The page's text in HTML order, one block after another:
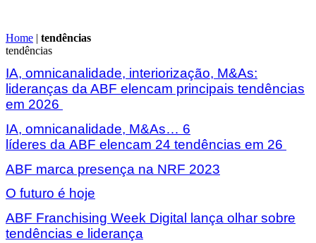
Home | tendências
tendências
IA, omnicanalidade, interiorização, M&As:
lideranças da ABF elencam principais tendências
em 2026
IA, omnicanalidade, M&As… 6
líderes da ABF elencam 24 tendências em 26
ABF marca presença na NRF 2023
O futuro é hoje
ABF Franchising Week Digital lança olhar sobre
tendências e liderança